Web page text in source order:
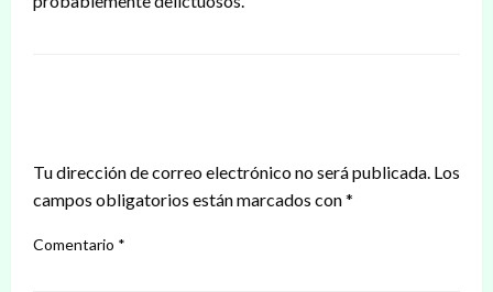
Tu dirección de correo electrónico no será publicada. Los
campos obligatorios están marcados con*
Comentario *